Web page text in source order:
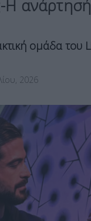
Η
ομάδα του
2026